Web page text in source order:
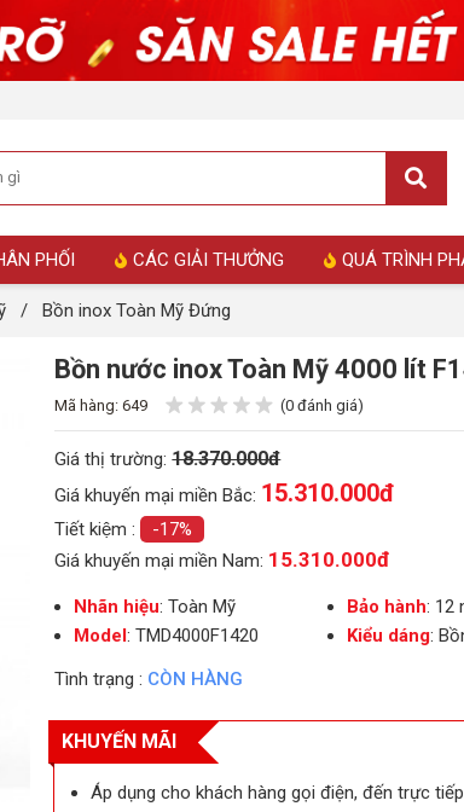
PHỐI CÁC GIẢI THƯỞNG QUÁ TRÌNH
/ Bồn inox Toàn Mỹ Đứng
Bồn nước inox Toàn Mỹ 4000 lít
Mã hàng: 649 (0 đánh giá)
Giá thị trường:18.370.000đ
Giá khuyến mại miền Bắc: 15.310.000đ
Tiết kiệm :
-17%
Giá khuyến mại miền Nam: 15.310.000đ
Nhãn hiệu: Toàn Mỹ Bảo hành: 12
Model: TMD4000F1420 Kiểu dáng:
Tình trạng : CÒN HÀNG
KHUYẾN MÃI
Áp dụng cho khách hàng gọi điện, đến trực